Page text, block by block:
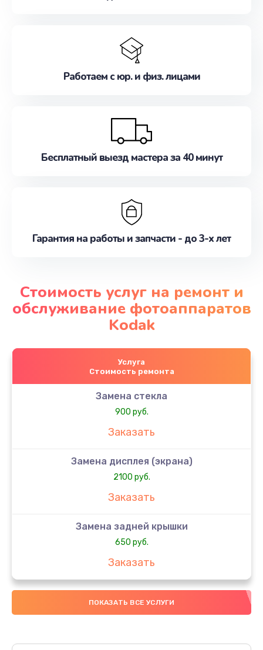
Работаем с юр. и физ. лицами
Бесплатный выезд мастера за 40 минут
Гарантия на работы и запчасти - до 3-х лет
Стоимость услуг на ремонт и
обслуживание фотоаппаратов
Kodak
Услуга
Стоимость ремонта
Замена стекла
900 руб.
Заказать
Замена дисплея (экрана)
2100 руб.
Заказать
Замена задней крышки
650 руб.
Заказать
Замена аккумулятора
4000 руб.
ПОКАЗАТЬ ВСЕ УСЛУГИ